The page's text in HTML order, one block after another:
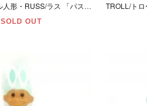
TROLL/トロール人形・RUSS/ラス 「パステルピンク/Ｍ・L/イースターラビット・ぬいぐるみ・座り」
SOLD OUT